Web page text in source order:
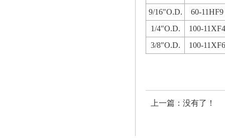
9/16"O.D.
60-11HF9
1/4"O.D.
100-11XF4
3/8"O.D.
100-11XF6
上一篇：没有了！